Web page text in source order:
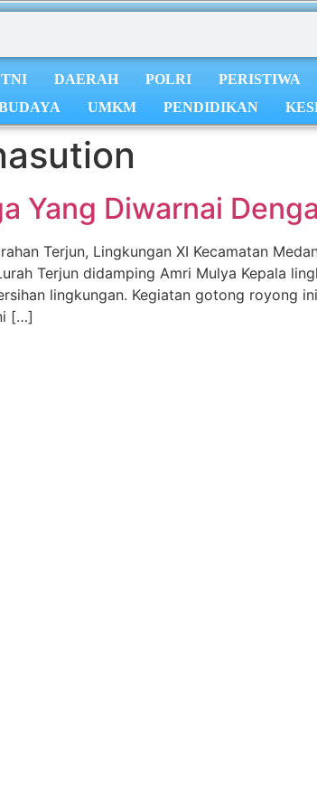
TNI DAERAH POLRI PERISTIWA
UMKM PENDIDIKAN
Yang Diwarnai
Terjun, Lingkungan XI Kecamatan
Terjun didamping Amri Mulya Kepala
lingkungan. Kegiatan gotong royong
[…]